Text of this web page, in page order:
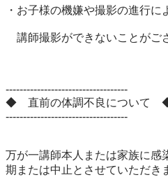
・お子様の機嫌や撮影の進行に
講師撮影ができないことがご
-----------------------------------
◆　直前の体調不良について
-----------------------------------
万が一講師本人または家族に感
期または中止とさせていただき